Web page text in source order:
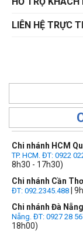
LIÊN HỆ TRỰC
Chi nhánh HCM
TP. HCM. ĐT: 0922
8h30 - 17h30)
Chi nhánh Cần
ĐT: 092.2345.488 |
Chi nhánh Đà
Nẵng. ĐT: 0927 28
18h00)